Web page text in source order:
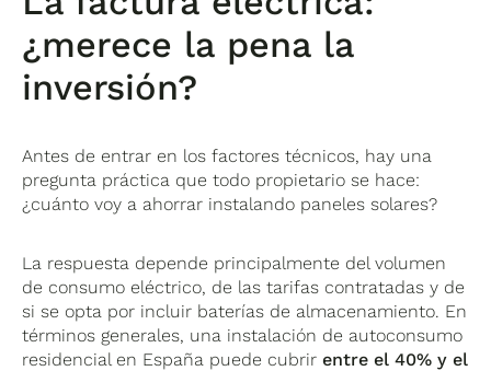
¿merece la pena la
inversión?
Antes de entrar en los factores técnicos, hay una
pregunta práctica que todo propietario se hace:
¿cuánto voy a ahorrar instalando paneles solares?
La respuesta depende principalmente del volumen
de consumo eléctrico, de las tarifas contratadas y de
si se opta por incluir baterías de almacenamiento. En
términos generales, una instalación de autoconsumo
residencial en España puede cubrirentre el 40% y el